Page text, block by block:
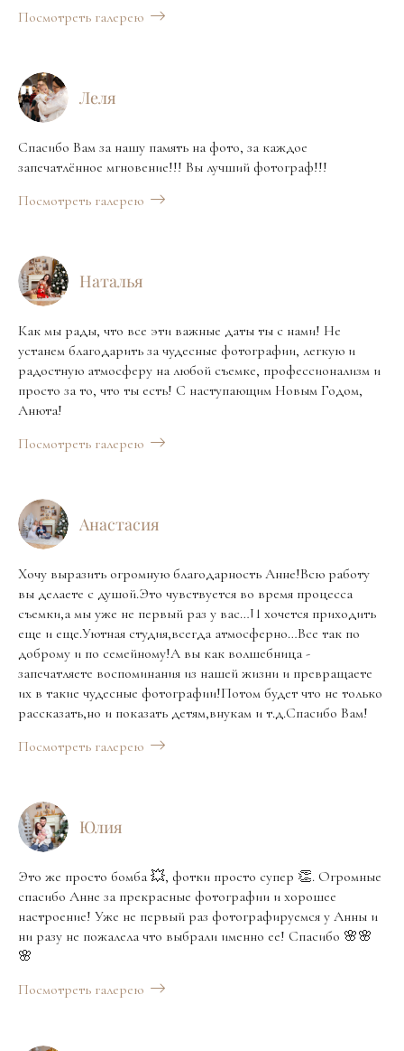
Посмотреть галерею
Леля
Спасибо Вам за нашу память на фото, за каждое
запечатлённое мгновение!!! Вы лучший фотограф!!!
Посмотреть галерею
Наталья
Как мы рады, что все эти важные даты ты с нами! Не
устанем благодарить за чудесные фотографии, легкую и
радостную атмосферу на любой съемке, профессионализм и
просто за то, что ты есть! С наступающим Новым Годом,
Анюта!
Посмотреть галерею
Анастасия
Хочу выразить огромную благодарность Анне!Всю работу
вы делаете с душой.Это чувствуется во время процесса
съемки,а мы уже не первый раз у вас…И хочется приходить
еще и еще.Уютная студия,всегда атмосферно…Все так по
доброму и по семейному!А вы как волшебница -
запечатляете воспоминания из нашей жизни и превращаете
их в такие чудесные фотографии!Потом будет что не только
рассказать,но и показать детям,внукам и т.д.Спасибо Вам!
Посмотреть галерею
Юлия
Это же просто бомба 💥, фотки просто супер 👏. Огромные
спасибо Анне за прекрасные фотографии и хорошее
настроение! Уже не первый раз фотографируемся у Анны и
ни разу не пожалела что выбрали именно ее! Спасибо 🌸🌸
🌸
Посмотреть галерею